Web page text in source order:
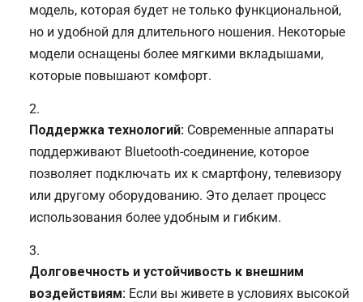
модель, которая будет не только функциональной,
но и удобной для длительного ношения. Некоторые
модели оснащены более мягкими вкладышами,
которые повышают комфорт.
Поддержка технологий: Современные аппараты
поддерживают Bluetooth-соединение, которое
позволяет подключать их к смартфону, телевизору
или другому оборудованию. Это делает процесс
использования более удобным и гибким.
Долговечность и устойчивость к внешним
воздействиям: Если вы живете в условиях высокой